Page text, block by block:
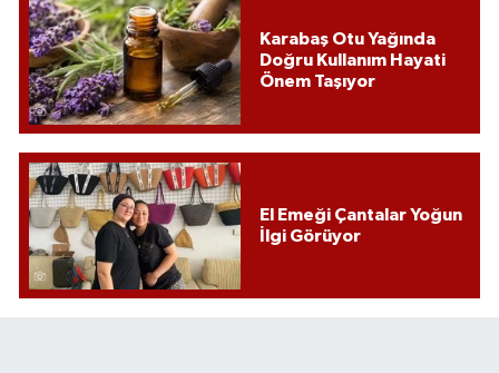
Karabaş Otu Yağında
Doğru Kullanım Hayati
Önem Taşıyor
El Emeği Çantalar Yoğun
İlgi Görüyor